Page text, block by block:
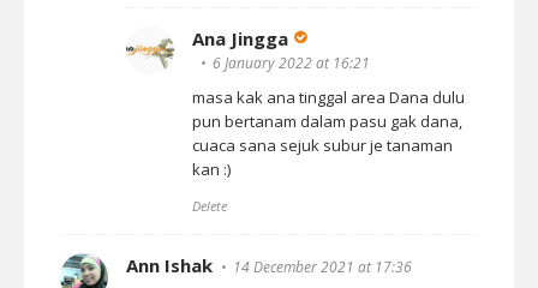
Ana Jingga
6 January 2022 at 16:21
masa kak ana tinggal area Dana dulu
pun bertanam dalam pasu gak dana,
cuaca sana sejuk subur je tanaman
kan :)
Delete
Ann Ishak 14 December 2021 at 17:36